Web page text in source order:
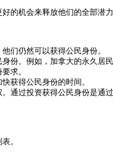
的机会来释放他们的全部潜
们仍然可以获得公民身份。
份。例如，加拿大的永久
求。
获得公民身份的时间。
通过投资获得公民身份是
。